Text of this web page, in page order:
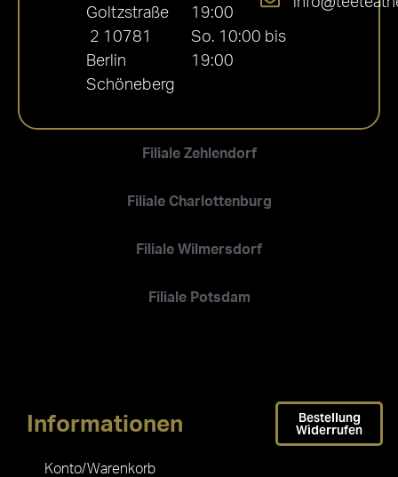
Filiale Zehlendorf
Filiale Charlottenburg
Filiale Wilmersdorf
Filiale Potsdam
Goltzstraße
2 10781
Berlin
Schöneberg
19:00
So. 10:00 bis
19:00
Informationen
Konto/Warenkorb
Bestellung
Widerrufen